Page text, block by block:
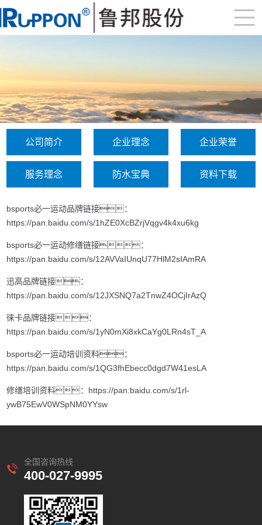
公司简介 企业理念 企业荣誉
服务理念 防水宝典 资料下载
bsports必一运动品牌链接：
https://pan.baidu.com/s/1hZE0XcBZrjVqgv4k4xu6kg
bsports必一运动修缮链接：
https://pan.baidu.com/s/12AVVaIUnqU77HlM2sIAmRA
迅高品牌链接：
https://pan.baidu.com/s/12JXSNQ7a2TnwZ4OCjIrAzQ
徕卡品牌链接：
https://pan.baidu.com/s/1yN0mXi8xkCaYg0LRn4sT_A
bsports必一运动培训资料：
https://pan.baidu.com/s/1QG3fhEbecc0dgd7W41esLA
修缮培训资料： https://pan.baidu.com/s/1rl-
ywB75EwV0WSpNM0YYsw
全国咨询热线
400-027-9995